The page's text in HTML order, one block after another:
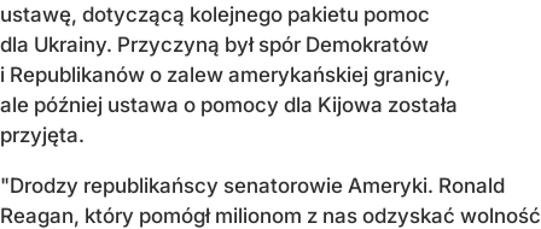
ustawę, dotyczącą kolejnego pakietu pomoc
dla Ukrainy. Przyczyną był spór Demokratów
i Republikanów o zalew amerykańskiej granicy,
ale później ustawa o pomocy dla Kijowa została
przyjęta.
"Drodzy republikańscy senatorowie Ameryki. Ronald
Reagan, który pomógł milionom z nas odzyskać wolność